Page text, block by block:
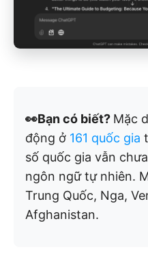
👀Bạn có biết? Mặc
động ở 161 quốc gia
số quốc gia vẫn
ngôn ngữ tự nhiên.
Trung Quốc, Nga,
Afghanistan.